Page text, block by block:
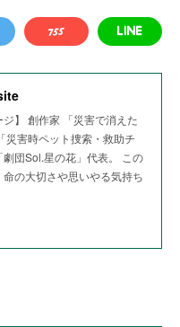
ジ】 創作家 「災害で消えた
災害時ペット捜索・救助チ
団Sol.星の花」代表。 この
の大切さや思いやる気持ち